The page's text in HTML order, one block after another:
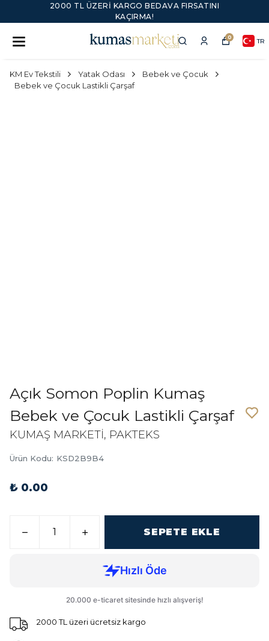
2000 TL ÜZERI KARGO BEDAVA FIRSATINI
KAÇIRMA!
0 TR
KM Ev Tekstili Yatak Odası
Bebek ve Çocuk
Bebek ve Çocuk Lastikli Çarşaf
Açık Somon Poplin Kumaş
Bebek ve Çocuk Lastikli Çarşaf
KUMAŞ MARKETİ, PAKTEKS
Ürün Kodu: KSD2B9B4
₺ 0.00
SEPETE EKLE
2000 TL üzeri ücretsiz kargo